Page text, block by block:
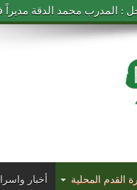
: المدرب محمد الدقة مديراً
القدم المحلية أخبار